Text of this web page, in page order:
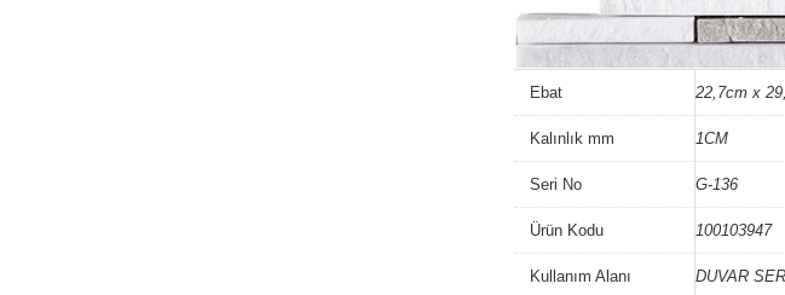
Ebat 22,7cm x
Kalınlık mm 1CM
Seri No G-136
Ürün Kodu 100103947
Kullanım Alanı DUVAR